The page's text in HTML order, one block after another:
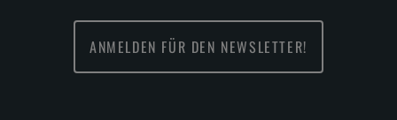
ANMELDEN FÜR DEN NEWSLETTER!